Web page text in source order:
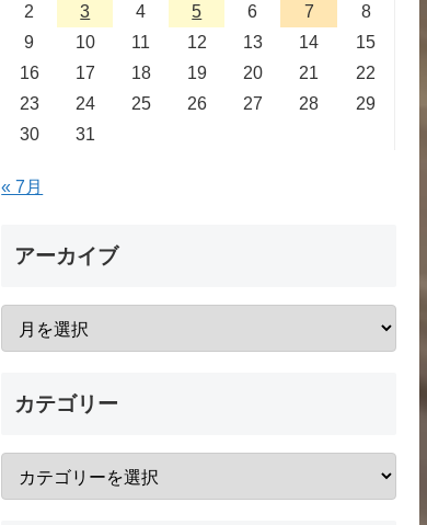
2
3 4 5 6 7
8
9
10 11 12 13 14
15
16
17 18 19 20 21
22
23
24 25 26 27 28
29
30
31
« 7月
アーカイブ
カテゴリー